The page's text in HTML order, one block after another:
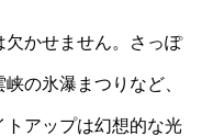
かせません。さっぽ
の氷瀑まつりなど、
トアップは幻想的な光